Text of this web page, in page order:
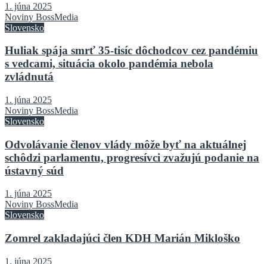
1. júna 2025
Noviny BossMedia
Slovensko
Huliak spája smrť 35-tisíc dôchodcov cez pandémiu
s vedcami, situácia okolo pandémia nebola
zvládnutá
1. júna 2025
Noviny BossMedia
Slovensko
Odvolávanie členov vlády môže byť na aktuálnej
schôdzi parlamentu, progresívci zvažujú podanie na
ústavný súd
1. júna 2025
Noviny BossMedia
Slovensko
Zomrel zakladajúci člen KDH Marián Mikloško
1. júna 2025